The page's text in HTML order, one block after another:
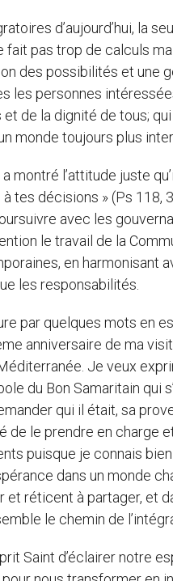
d’aujourd’hui, la
fait pas trop de calculs
des possibilités et une
les personnes
de la dignité de tous;
monde toujours plus
montré l’attitude juste
à tes décisions » (Ps
avec les
le travail de la
en harmonisant
les responsabilités.
par quelques mots en
anniversaire de ma
Je veux
du Bon Samaritain
qui il était, sa
de le prendre en charge
puisque je connais
dans un monde
et réticent à partager, et
le chemin de
Saint d’éclairer notre